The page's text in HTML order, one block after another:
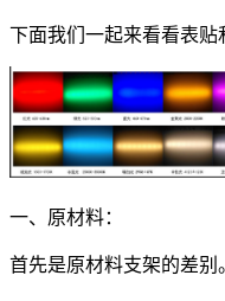
下面我们一起来看看表贴
一、原材料：
首先是原材料支架的差别